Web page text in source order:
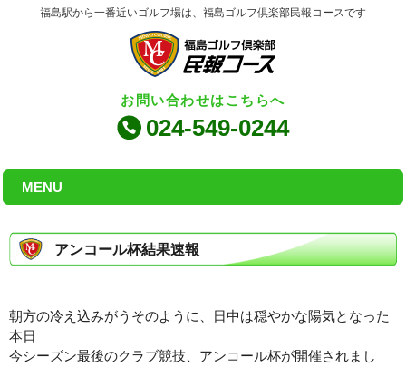
福島駅から一番近いゴルフ場は、福島ゴルフ倶楽部民報コースです
お問い合わせはこちらへ
024-549-0244
MENU
アンコール杯結果速報
朝方の冷え込みがうそのように、日中は穏やかな陽気となった
本日
今シーズン最後のクラブ競技、アンコール杯が開催されまし